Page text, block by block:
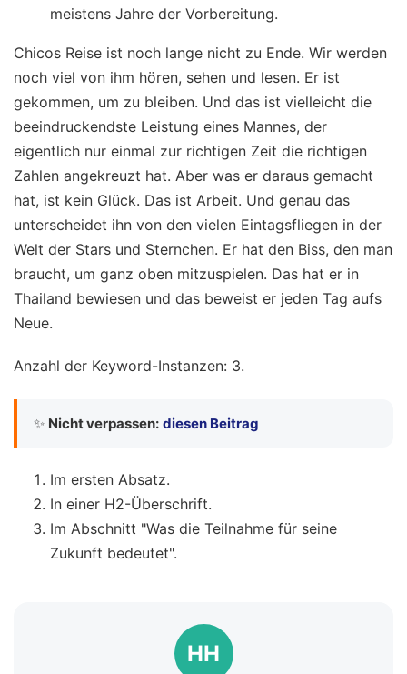
meistens Jahre der Vorbereitung.
Chicos Reise ist noch lange nicht zu Ende. Wir werden
noch viel von ihm hören, sehen und lesen. Er ist
gekommen, um zu bleiben. Und das ist vielleicht die
beeindruckendste Leistung eines Mannes, der
eigentlich nur einmal zur richtigen Zeit die richtigen
Zahlen angekreuzt hat. Aber was er daraus gemacht
hat, ist kein Glück. Das ist Arbeit. Und genau das
unterscheidet ihn von den vielen Eintagsfliegen in der
Welt der Stars und Sternchen. Er hat den Biss, den man
braucht, um ganz oben mitzuspielen. Das hat er in
Thailand bewiesen und das beweist er jeden Tag aufs
Neue.
Anzahl der Keyword-Instanzen: 3.
✨ Nicht verpassen: diesen Beitrag
Im ersten Absatz.
In einer H2-Überschrift.
Im Abschnitt "Was die Teilnahme für seine
Zukunft bedeutet".
HH